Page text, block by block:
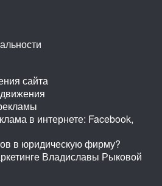
сайта
в интернете: Facebook,
в юридическую фирму?
Владиславы Рыковой